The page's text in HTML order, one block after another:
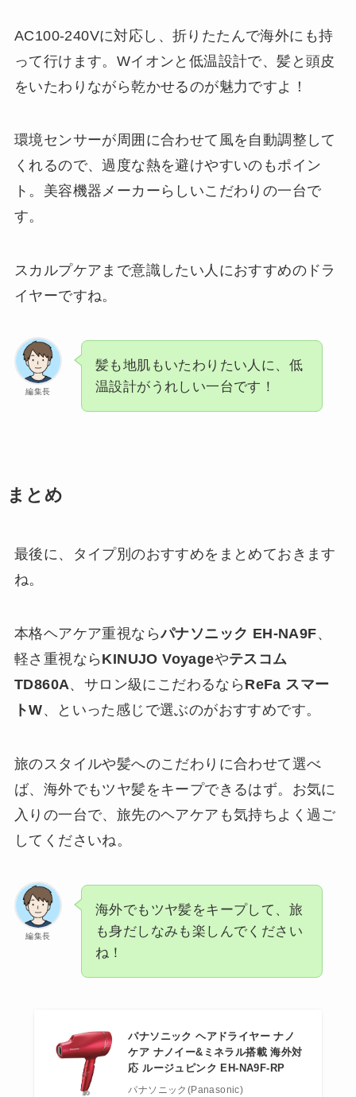
AC100-240Vに対応し、折りたたんで海外にも持
って行けます。Wイオンと低温設計で、髪と頭皮
をいたわりながら乾かせるのが魅力ですよ！
環境センサーが周囲に合わせて風を自動調整して
くれるので、過度な熱を避けやすいのもポイン
ト。美容機器メーカーらしいこだわりの一台で
す。
スカルプケアまで意識したい人におすすめのドラ
イヤーですね。
編集長
髪も地肌もいたわりたい人に、低
温設計がうれしい一台です！
まとめ
最後に、タイプ別のおすすめをまとめておきます
ね。
本格ヘアケア重視ならパナソニック EH-NA9F、
軽さ重視なら KINUJO Voyageやテスコム
TD860A、サロン級にこだわるなら ReFa スマー
トW、といった感じで選ぶのがおすすめです。
旅のスタイルや髪へのこだわりに合わせて選べ
ば、海外でもツヤ髪をキープできるはず。お気に
入りの一台で、旅先のヘアケアも気持ちよく過ご
してくださいね。
編集長
海外でもツヤ髪をキープして、旅
も身だしなみも楽しんでください
ね！
パナソニック ヘアドライヤー ナノ
ケア ナノイー&ミネラル搭載 海外対
応 ルージュピンク EH-NA9F-RP
パナソニック(Panasonic)